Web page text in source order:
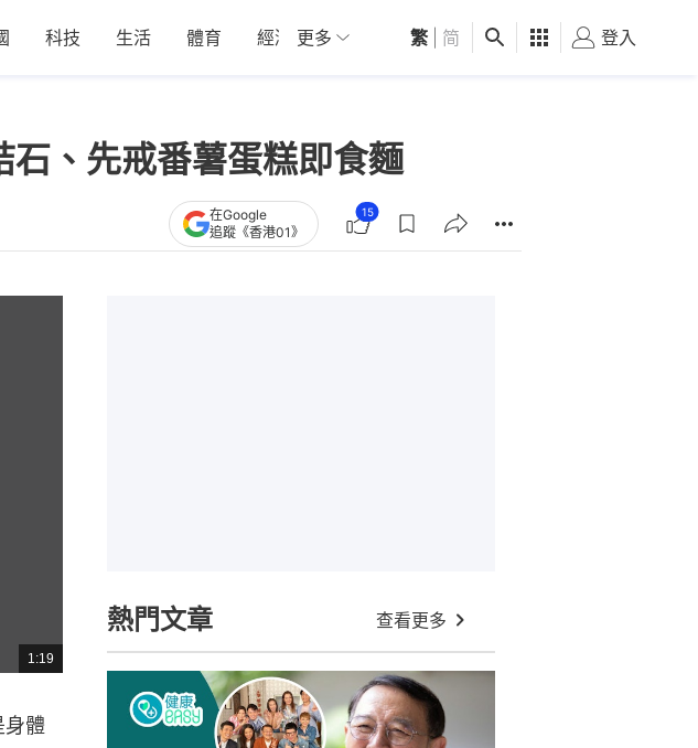
科技 生活 體育 經濟 01深圳 觀點 健康 好食玩飛
更多 繁 简 登入
、先戒番薯蛋糕即食麵
在Google
追蹤《香港01》
15
總
共
1:19
身體
熱門文章 查看更多